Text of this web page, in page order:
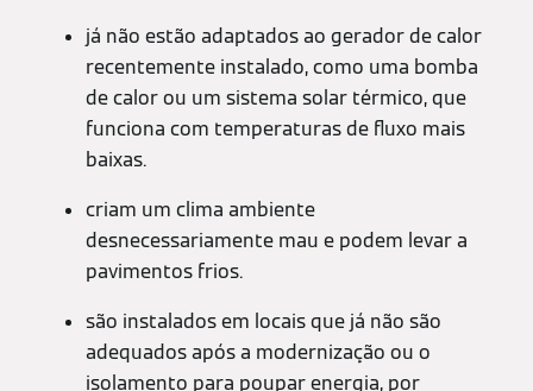
já não estão adaptados ao gerador de calor
recentemente instalado, como uma bomba
de calor ou um sistema solar térmico, que
funciona com temperaturas de fluxo mais
baixas.
criam um clima ambiente
desnecessariamente mau e podem levar a
pavimentos frios.
são instalados em locais que já não são
adequados após a modernização ou o
isolamento para poupar energia, por